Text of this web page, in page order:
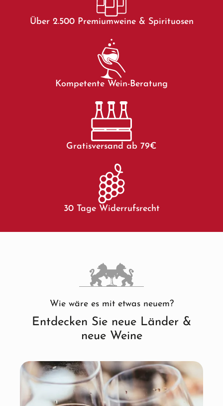
Über 2.500 Premiumweine & Spirituosen
Kompetente Wein-Beratung
Gratisversand ab 79€
30 Tage Widerrufsrecht
Wie wäre es mit etwas neuem?
Entdecken Sie neue Länder &
neue Weine